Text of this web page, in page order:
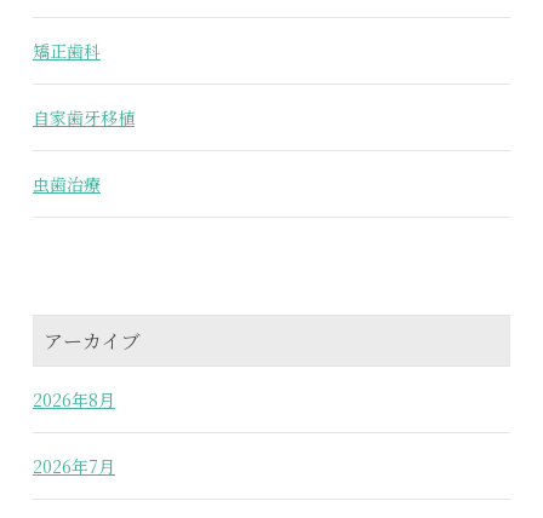
矯正歯科
自家歯牙移植
虫歯治療
アーカイブ
2026年8月
2026年7月